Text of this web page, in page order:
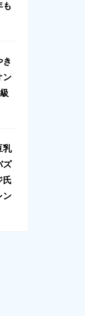
も
き
ン
乳
ズ
氏
ン